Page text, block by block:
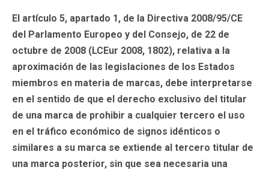
El artículo 5, apartado 1, de la Directiva 2008/95/CE
del Parlamento Europeo y del Consejo, de 22 de
octubre de 2008 (LCEur 2008, 1802), relativa a la
aproximación de las legislaciones de los Estados
miembros en materia de marcas, debe interpretarse
en el sentido de que el derecho exclusivo del titular
de una marca de prohibir a cualquier tercero el uso
en el tráfico económico de signos idénticos o
similares a su marca se extiende al tercero titular de
una marca posterior, sin que sea necesaria una